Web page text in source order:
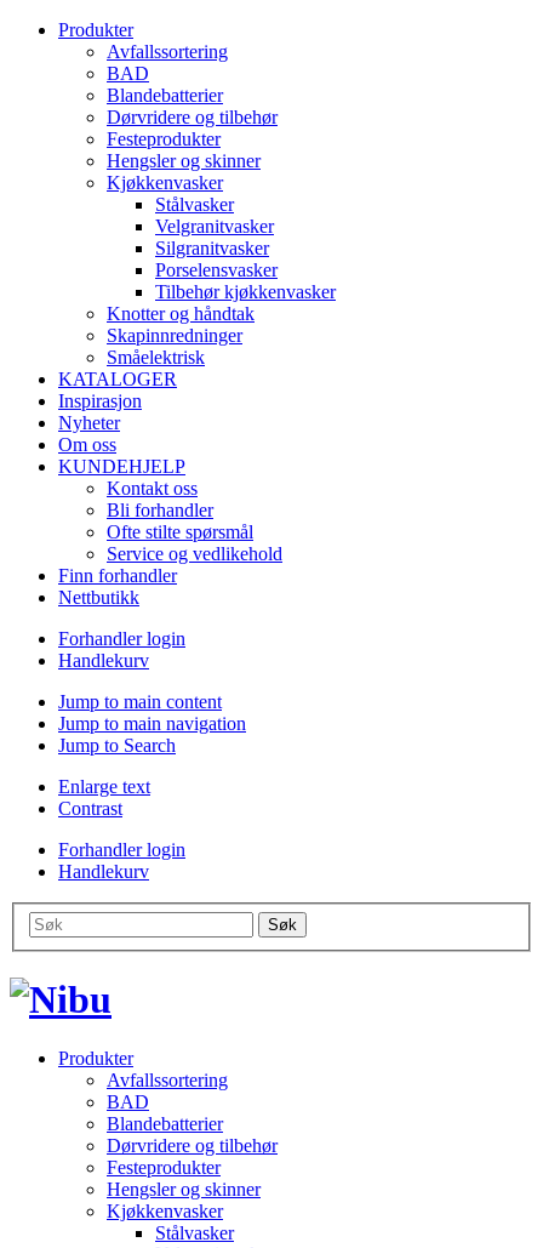
Produkter
Avfallssortering
BAD
Blandebatterier
Dørvridere og tilbehør
Festeprodukter
Hengsler og skinner
Kjøkkenvasker
Stålvasker
Velgranitvasker
Silgranitvasker
Porselensvasker
Tilbehør kjøkkenvasker
Knotter og håndtak
Skapinnredninger
Småelektrisk
KATALOGER
Inspirasjon
Nyheter
Om oss
KUNDEHJELP
Kontakt oss
Bli forhandler
Ofte stilte spørsmål
Service og vedlikehold
Finn forhandler
Nettbutikk
Forhandler login
Handlekurv
Jump to main content
Jump to main navigation
Jump to Search
Enlarge text
Contrast
Forhandler login
Handlekurv
Produkter
Avfallssortering
BAD
Blandebatterier
Dørvridere og tilbehør
Festeprodukter
Hengsler og skinner
Kjøkkenvasker
Stålvasker